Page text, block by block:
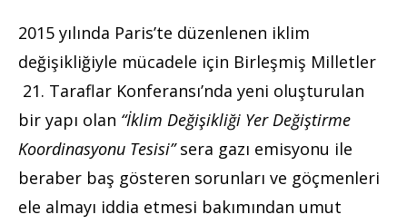
2015 yılında Paris’te düzenlenen iklim
değişikliğiyle mücadele için Birleşmiş Milletler
21. Taraflar Konferansı’nda yeni oluşturulan
bir yapı olan “İklim Değişikliği Yer Değiştirme
Koordinasyonu Tesisi”sera gazı emisyonu ile
beraber baş gösteren sorunları ve göçmenleri
ele almayı iddia etmesi bakımından umut